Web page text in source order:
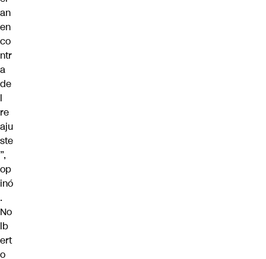
an
en
co
ntr
a
de
l
re
aju
ste
”,
op
inó
.
No
lb
ert
o